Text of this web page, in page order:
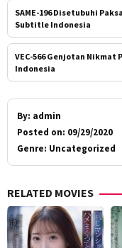
SAME-196 Disetubuhi
Subtitle Indonesia
VEC-566 Genjotan
Indonesia
By: admin
Posted on: 09/29/2020
Genre: Uncategorized
RELATED MOVIES